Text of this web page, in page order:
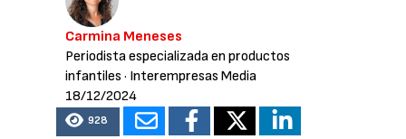
Carmina Meneses
Periodista especializada en productos
infantiles · Interempresas Media
18/12/2024
928